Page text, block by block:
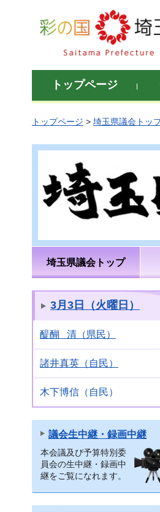
彩の国 埼玉県
トップページ
トップページ > 埼玉県議会トッ
埼玉県議会トップ
3月3日（火曜日）
醍醐 清（県民）
諸井真英（自民）
木下博信（自民）
議会生中継・録画中継
本会議及び予算特別委
員会の生中継・録画中
継をご覧になれます。